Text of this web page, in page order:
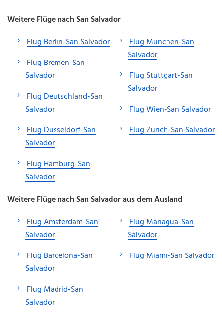
Weitere Flüge nach San Salvador
Flug Berlin-San Salvador
Flug Bremen-San
Salvador
Flug Deutschland-San
Salvador
Flug Düsseldorf-San
Salvador
Flug Hamburg-San
Salvador
Flug München-San
Salvador
Flug Stuttgart-San
Salvador
Flug Wien-San Salvador
Flug Zürich-San Salvador
Weitere Flüge nach San Salvador aus dem Ausland
Flug Amsterdam-San
Salvador
Flug Barcelona-San
Salvador
Flug Madrid-San
Salvador
Flug Managua-San
Salvador
Flug Miami-San Salvador